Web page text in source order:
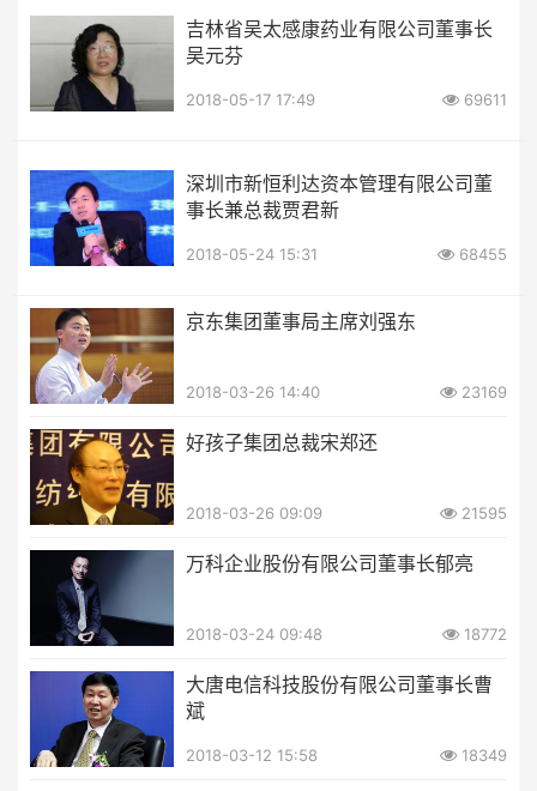
吉林省吴太感康药业有限公司董事长
吴元芬
2018-05-17 17:49 69611
深圳市新恒利达资本管理有限公司董
事长兼总裁贾君新
2018-05-24 15:31 68455
京东集团董事局主席刘强东
2018-03-26 14:40 23169
好孩子集团总裁宋郑还
2018-03-26 09:09 21595
万科企业股份有限公司董事长郁亮
2018-03-24 09:48 18772
大唐电信科技股份有限公司董事长曹
斌
2018-03-12 15:58 18349